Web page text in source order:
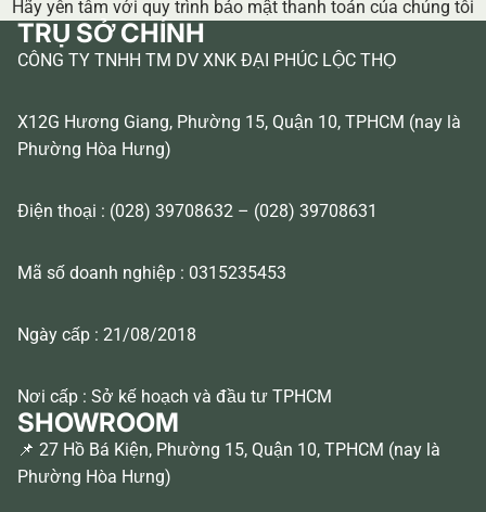
Hãy yên tâm với quy trình bảo mật thanh toán của chúng tôi
TRỤ SỞ CHÍNH
CÔNG TY TNHH TM DV XNK ĐẠI PHÚC LỘC THỌ
X12G Hương Giang, Phường 15, Quận 10, TPHCM (nay là
Phường Hòa Hưng)
Điện thoại : (028) 39708632 – (028) 39708631
Mã số doanh nghiệp : 0315235453
Ngày cấp : 21/08/2018
Nơi cấp : Sở kế hoạch và đầu tư TPHCM
SHOWROOM
📌 27 Hồ Bá Kiện, Phường 15, Quận 10, TPHCM (nay là
Phường Hòa Hưng)